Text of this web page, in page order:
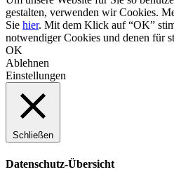
gestalten, verwenden wir Cookies.
Sie hier. Mit dem Klick auf “OK”
notwendiger Cookies und denen für
OK
Ablehnen
Einstellungen
Schließen
Datenschutz-Übersicht